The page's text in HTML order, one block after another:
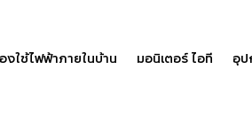
งใช้ไฟฟ้าภายในบ้าน มอนิเตอร์ ไอที อุป